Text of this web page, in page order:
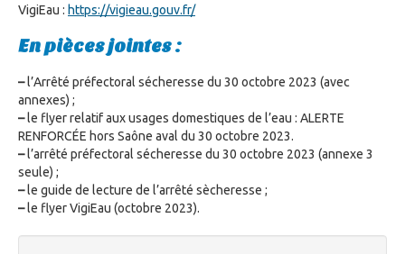
VigiEau : https://vigieau.gouv.fr/
En pièces jointes :
–l’Arrêté préfectoral sécheresse du 30 octobre 2023 (avec
annexes) ;
–le flyer relatif aux usages domestiques de l’eau : ALERTE
RENFORCÉE hors Saône aval du 30 octobre 2023.
–l’arrêté préfectoral sécheresse du 30 octobre 2023 (annexe 3
seule) ;
–le guide de lecture de l’arrêté sècheresse ;
–le flyer VigiEau (octobre 2023).